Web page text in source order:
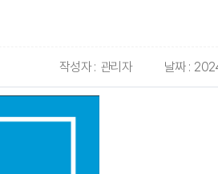
작성자 : 관리자 날짜 :